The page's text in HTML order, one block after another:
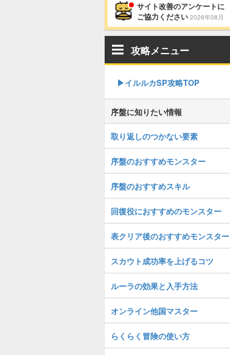
サイト改善のアンケートに
ご協力ください 2026年08月
攻略メニュー
▶︎イルルカSP攻略TOP
序盤に知りたい情報
取り返しのつかない要素
序盤のおすすめモンスター
序盤のおすすめスキル
回復役におすすめのモンスター
表クリア後のおすすめモンスター
スカウト成功率を上げるコツ
ルーラの効果と入手方法
オンライン他国マスター
らくらく冒険の使い方